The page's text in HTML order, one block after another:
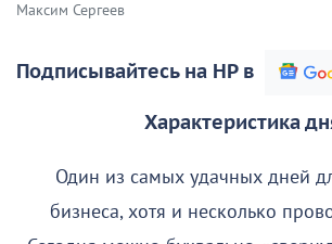
Максим Сергеев
Подписывайтесь на НР в
Характеристика
Один из самых удачных дней
бизнеса, хотя и несколько